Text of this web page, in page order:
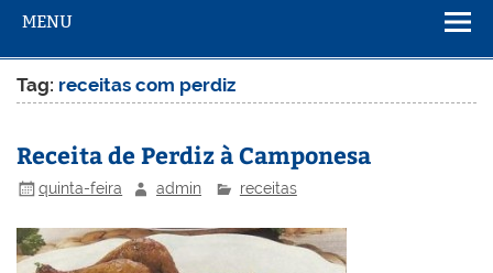
MENU
Tag: receitas com perdiz
Receita de Perdiz à Camponesa
quinta-feira admin receitas